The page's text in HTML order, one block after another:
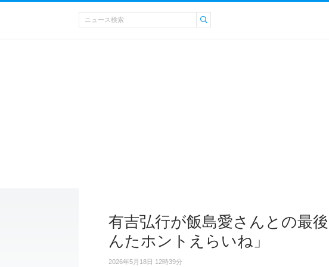
有吉弘行が飯島愛さんとの最
んたホントえらいね」
2026年5月18日 12時39分